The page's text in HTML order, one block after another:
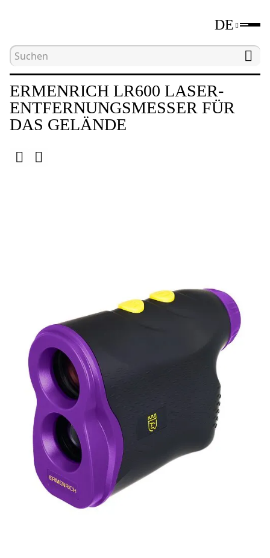
DE
Hauptseite Laser-Entfernungsmesser
ERMENRICH LR600 LASER-
ENTFERNUNGSMESSER FÜR
DAS GELÄNDE